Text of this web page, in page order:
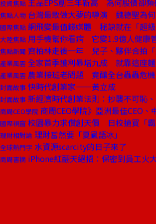
投資焦點 王品EPS創三年新高 為何股價卻頻
焦點人物 台灣最敢做大夢的導演 魏德聖為何
國際焦點 網飛變最值錢媒體 秘訣就在「超級
大陸焦點 用手機幫你看病 它變1.9億人健康
焦點新聞 齊柏林走後一年 兒子、夥伴合拍「
產業風雲 全家首季獲利暴增九成 就靠這座
產業風雲 農業接班老問題 竟釀全台蟲蟲危機
封面故事 快時代創業家——黃立成
封面故事 新經濟時代創業法則：抄襲不可恥
商周CEO學院 商周CEO學院》亞洲最佳CEO
國際視窗 校園暴力求償創天價 日校搶買「霸
理財相對論 理財當然要「夏蟲語冰」
全球熱門字 水資源scarcity的日子來了
商周書摘 iPhone紅翻天絕招：保密到員工火